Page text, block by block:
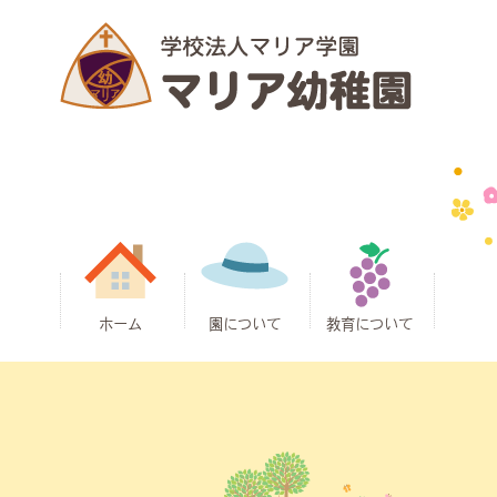
ホーム
お知らせ
園長ごあいさ
アクセス
園について
教育方針
クラス紹介
施設案内
制服
通園バス
給食
安全対策
子育て支援
教育について
マリア幼稚園
マリア幼稚園
マリア幼稚園
一年間の行事
課外教室